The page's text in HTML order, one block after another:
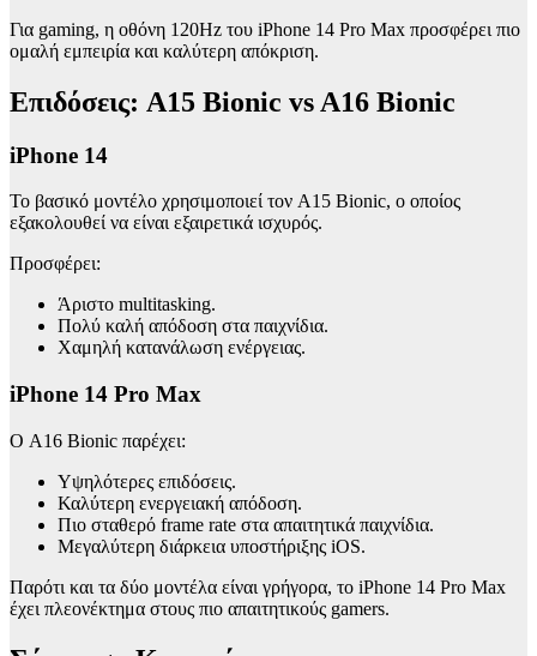
Για gaming, η οθόνη 120Hz του iPhone 14 Pro Max προσφέρει πιο
ομαλή εμπειρία και καλύτερη απόκριση.
Επιδόσεις: A15 Bionic vs A16 Bionic
iPhone 14
Το βασικό μοντέλο χρησιμοποιεί τον A15 Bionic, ο οποίος
εξακολουθεί να είναι εξαιρετικά ισχυρός.
Προσφέρει:
Άριστο multitasking.
Πολύ καλή απόδοση στα παιχνίδια.
Χαμηλή κατανάλωση ενέργειας.
iPhone 14 Pro Max
Ο A16 Bionic παρέχει:
Υψηλότερες επιδόσεις.
Καλύτερη ενεργειακή απόδοση.
Πιο σταθερό frame rate στα απαιτητικά παιχνίδια.
Μεγαλύτερη διάρκεια υποστήριξης iOS.
Παρότι και τα δύο μοντέλα είναι γρήγορα, το iPhone 14 Pro Max
έχει πλεονέκτημα στους πιο απαιτητικούς gamers.